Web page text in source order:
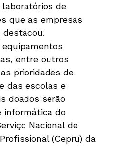
de
que as empresas
destacou.
entre outros
prioridades de
das escolas e
doados serão
informática do
Nacional de
(Cepru) da